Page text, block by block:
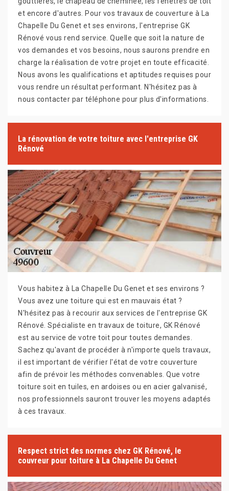
et encore d'autres. Pour vos travaux de couverture à La
Chapelle Du Genet et ses environs, l'entreprise GK
Rénové vous rend service. Quelle que soit la nature de
vos demandes et vos besoins, nous saurons prendre en
charge la réalisation de votre projet en toute efficacité.
Nous avons les qualifications et aptitudes requises pour
vous rendre un résultat performant. N'hésitez pas à
nous contacter par téléphone pour plus d'informations.
La rénovation de votre toiture avec l'entreprise GK
Rénové
Vous habitez à La Chapelle Du Genet et ses environs ?
Vous avez une toiture qui est en mauvais état ?
N'hésitez pas à recourir aux services de l'entreprise GK
Rénové. Spécialiste en travaux de toiture, GK Rénové
est au service de votre toit pour toutes demandes.
Sachez qu'avant de procéder à n'importe quels travaux,
il est important de vérifier l'état de votre couverture
afin de prévoir les méthodes convenables. Que votre
toiture soit en tuiles, en ardoises ou en acier galvanisé,
nos professionnels sauront trouver les moyens adaptés
à ces travaux.
Respect strict des normes chez GK Rénové, le
couvreur pour toiture à La Chapelle Du Genet